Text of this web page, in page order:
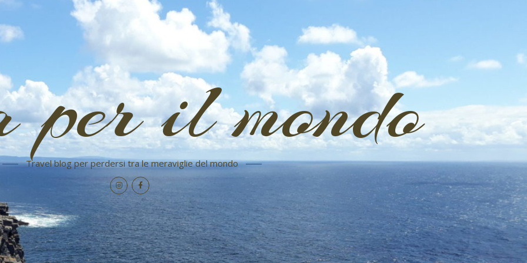
per il mondo
Travel blog per perdersi tra le meraviglie del mondo